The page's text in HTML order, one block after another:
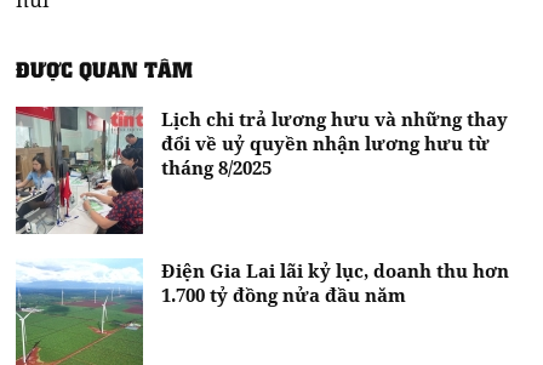
ĐƯỢC QUAN TÂM
Lịch chi trả lương hưu và những thay
đổi về uỷ quyền nhận lương hưu từ
tháng 8/2025
Điện Gia Lai lãi kỷ lục, doanh thu hơn
1.700 tỷ đồng nửa đầu năm